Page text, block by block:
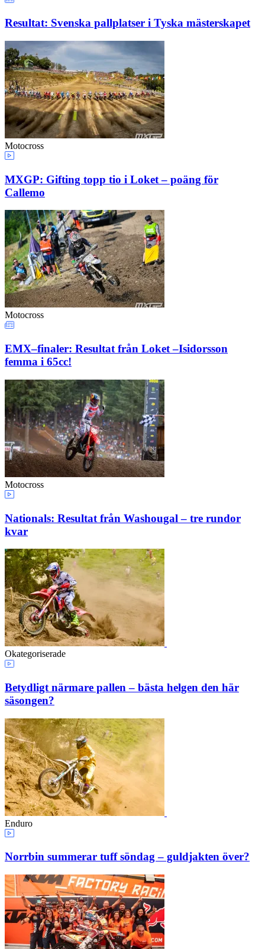
Resultat: Svenska pallplatser i Tyska mästerskapet
Motocross
MXGP: Gifting topp tio i Loket – poäng för
Callemo
Motocross
EMX–finaler: Resultat från Loket –Isidorsson
femma i 65cc!
Motocross
Nationals: Resultat från Washougal – tre rundor
kvar
Okategoriserade
Betydligt närmare pallen – bästa helgen den här
säsongen?
Enduro
Norrbin summerar tuff söndag – guldjakten över?